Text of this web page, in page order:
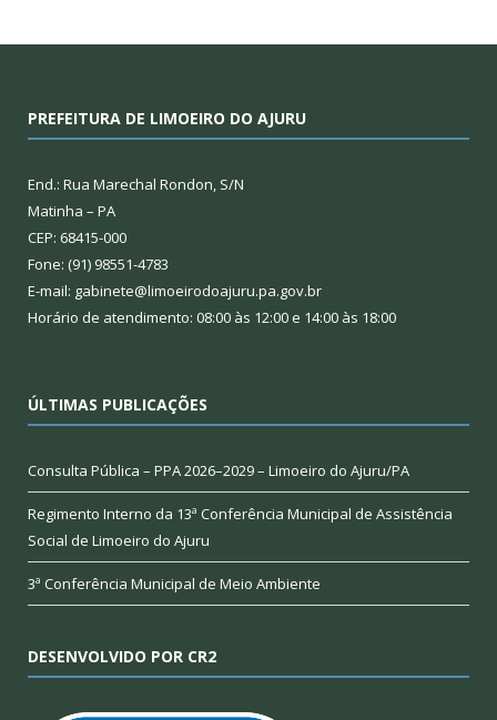
PREFEITURA DE LIMOEIRO DO AJURU
End.: Rua Marechal Rondon, S/N
Matinha – PA
CEP: 68415-000
Fone: (91) 98551-4783
E-mail: gabinete@limoeirodoajuru.pa.gov.br
Horário de atendimento: 08:00 às 12:00 e 14:00 às 18:00
ÚLTIMAS PUBLICAÇÕES
Consulta Pública – PPA 2026–2029 – Limoeiro do Ajuru/PA
Regimento Interno da 13ª Conferência Municipal de Assistência
Social de Limoeiro do Ajuru
3ª Conferência Municipal de Meio Ambiente
DESENVOLVIDO POR CR2